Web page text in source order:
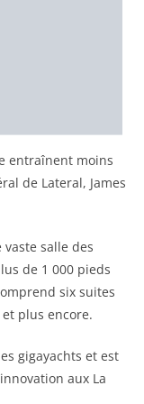
entraînent moins
de Lateral, James
salle des
de 1 000 pieds
six suites
plus encore.
gigayachts et est
aux La